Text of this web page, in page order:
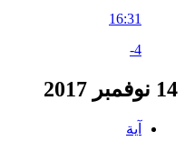
16:31
-4
14 نوفمبر 2017
آية